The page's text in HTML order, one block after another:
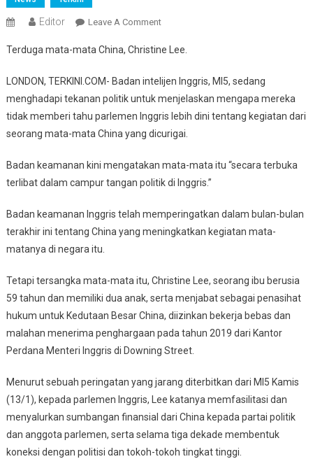
Editor Leave A CommentOn
Mata
Dituding
Terlibat
Campur
Tangan
Di
Inggris
Terduga mata-mata China, Christine Lee.
LONDON, TERKINI.COM- Badan intelijen Inggris, MI5, sedang
menghadapi tekanan politik untuk menjelaskan mengapa mereka
tidak memberi tahu parlemen Inggris lebih dini tentang kegiatan dari
seorang mata-mata China yang dicurigai.
Badan keamanan kini mengatakan mata-mata itu “secara terbuka
terlibat dalam campur tangan politik di Inggris.”
Badan keamanan Inggris telah memperingatkan dalam bulan-bulan
terakhir ini tentang China yang meningkatkan kegiatan mata-
matanya di negara itu.
Tetapi tersangka mata-mata itu, Christine Lee, seorang ibu berusia
59 tahun dan memiliki dua anak, serta menjabat sebagai penasihat
hukum untuk Kedutaan Besar China, diizinkan bekerja bebas dan
malahan menerima penghargaan pada tahun 2019 dari Kantor
Perdana Menteri Inggris di Downing Street.
Menurut sebuah peringatan yang jarang diterbitkan dari MI5 Kamis
(13/1), kepada parlemen Inggris, Lee katanya memfasilitasi dan
menyalurkan sumbangan finansial dari China kepada partai politik
dan anggota parlemen, serta selama tiga dekade membentuk
koneksi dengan politisi dan tokoh-tokoh tingkat tinggi.